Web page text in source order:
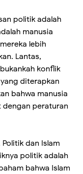
politik adalah
manusia
lebih
Lantas,
konflik
diterapkan
bahwa manusia
dengan peraturan
dan Islam
politik adalah
bahwa Islam